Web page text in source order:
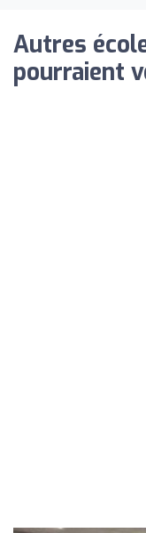
Autres
pourraient